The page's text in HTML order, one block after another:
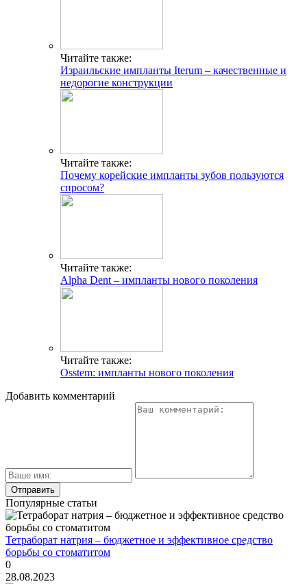
Читайте также:
Израильские импланты Iterum – качественные и
недорогие конструкции
Читайте также:
Почему корейские импланты зубов пользуются
спросом?
Читайте также:
Alpha Dent – импланты нового поколения
Читайте также:
Osstem: импланты нового поколения
Добавить комментарий
Популярные статьи
Тетраборат натрия – бюджетное и эффективное средство
борьбы со стоматитом
0
28.08.2023